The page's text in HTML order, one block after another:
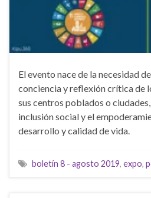
El evento nace de la necesidad
conciencia y reflexión crítica de
sus centros poblados o
inclusión social y el
desarrollo y calidad de vida.
boletín 8 - agosto 2019, expo,